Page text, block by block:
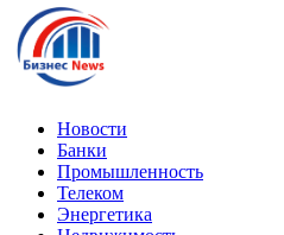
Новости
Банки
Промышленность
Телеком
Энергетика